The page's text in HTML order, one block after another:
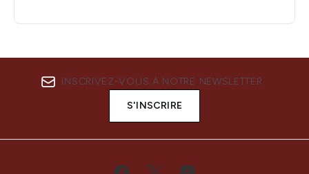
INSCRIVEZ-VOUS À NOTRE NEWSLETTER
S'INSCRIRE